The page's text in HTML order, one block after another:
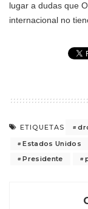
lugar a dudas que
internacional no
ETIQUETAS
Estados Unidos
Presidente